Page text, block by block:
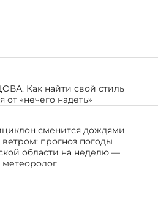
Как найти свой стиль
от «нечего надеть»
сменится дождями
прогноз погоды
области на неделю —